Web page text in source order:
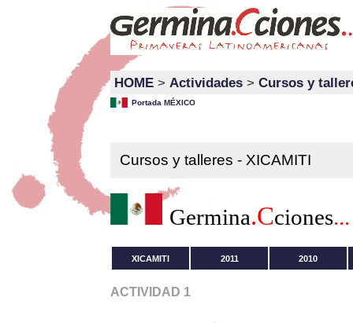
HOME > Actividades > Cursos y
Portada MÉXICO
Cursos y talleres - XICAMITI
Germina.Cciones...
XICAMITI 2011 2010
ACTIVIDAD 1